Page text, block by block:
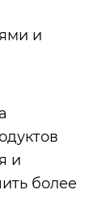
и
и
более